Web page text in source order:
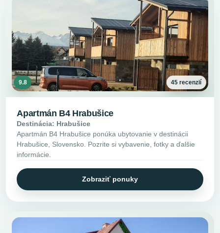
9.8 45 recenzií
Apartmán B4 Hrabušice
Destinácia: Hrabušice
Apartmán B4 Hrabušice ponúka ubytovanie v destinácii
Hrabušice, Slovensko. Pozrite si vybavenie, fotky a ďalšie
informácie.
Zobraziť ponuky